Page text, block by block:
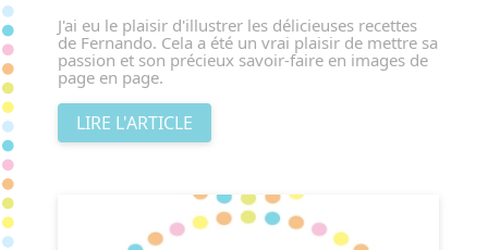
J'ai eu le plaisir d'illustrer les délicieuses recettes
de Fernando. Cela a été un vrai plaisir de mettre sa
passion et son précieux savoir-faire en images de
page en page.
LIRE L'ARTICLE